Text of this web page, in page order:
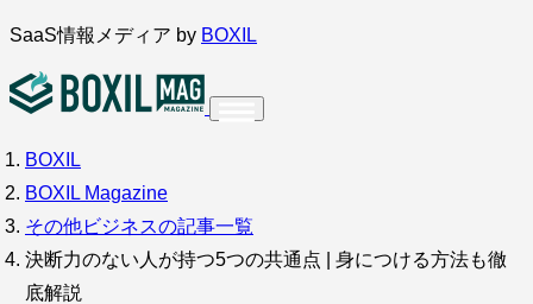
内
を
キ
ッ
プ
SaaS情報メディア by BOXIL
インタビュー
BOXIL
BOXIL Magazine
その他ビジネスの記事一覧
決断力のない人が持つ5つの共通点 | 身につける方法も徹
底解説